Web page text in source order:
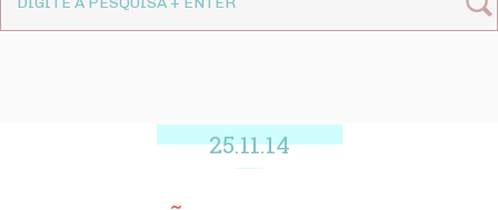
25.11.14